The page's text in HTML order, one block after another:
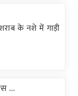
शराब के नशे में गाड़ी
...